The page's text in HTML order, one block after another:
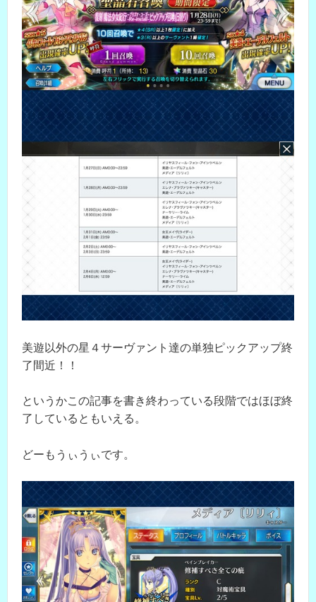
美遊以外の星４サーヴァント達の単独ピックアップ終
了間近！！
というかこの記事を書き終わっている段階ではほぼ終
了しているともいえる。
どーもうぃうぃです。